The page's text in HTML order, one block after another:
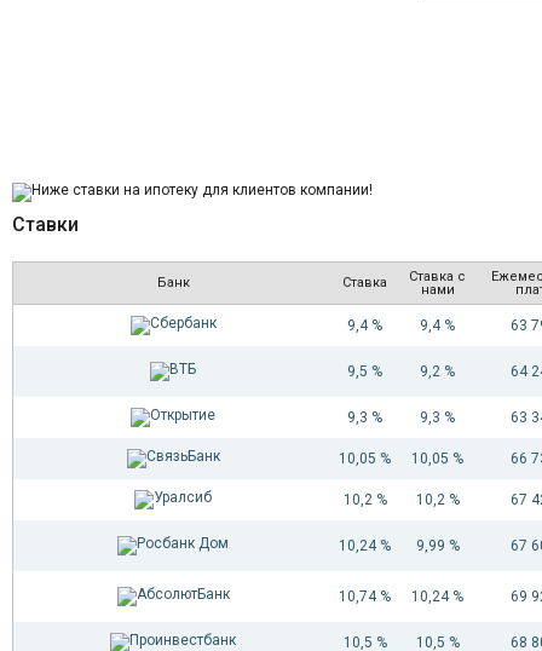
Ставки
Банк Ставка
Ставка с
нами
9,4 % 9,4 % 63
9,5 % 9,2 % 64
9,3 % 9,3 % 63
10,05 % 10,05 % 66
10,2 % 10,2 % 67
10,24 % 9,99 % 67
10,74 % 10,24 % 69
10,5 % 10,5 % 68